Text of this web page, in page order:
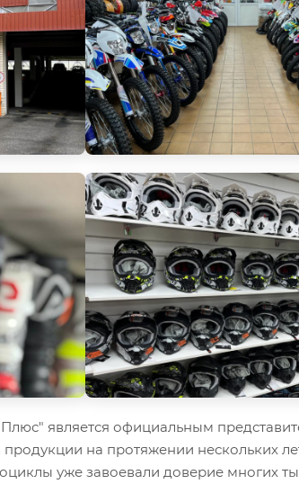
является официальным
продукции на протяжении нескольких
уже завоевали доверие многих